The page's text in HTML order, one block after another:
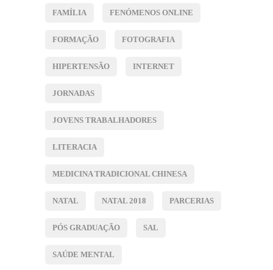
FAMÍLIA FENÓMENOS ONLINE
FORMAÇÃO FOTOGRAFIA
HIPERTENSÃO INTERNET
JORNADAS
JOVENS TRABALHADORES
LITERACIA
MEDICINA TRADICIONAL CHINESA
NATAL NATAL 2018 PARCERIAS
PÓS GRADUAÇÃO SAL
SAÚDE MENTAL